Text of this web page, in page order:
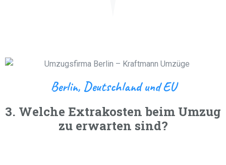
Berlin, Deutschland und EU
3. Welche Extrakosten beim Umzug
zu erwarten sind?